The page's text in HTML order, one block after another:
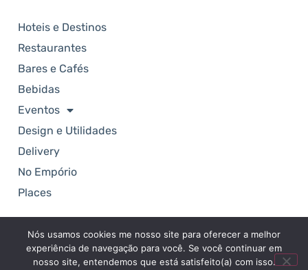
Hoteis e Destinos
Restaurantes
Bares e Cafés
Bebidas
Eventos
Design e Utilidades
Delivery
No Empório
Places
Copyright © 2025. Revista Empório. Todos os
direitos reservados.
Nós usamos cookies me nosso site para oferecer a melhor
experiência de navegação para você. Se você continuar em
nosso site, entendemos que está satisfeito(a) com isso.